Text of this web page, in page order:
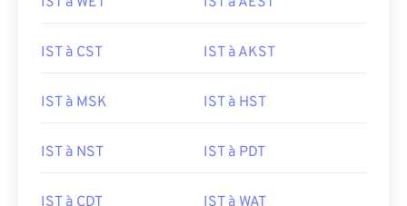
IST à CST IST à AKST
IST à MSK IST à HST
IST à NST IST à PDT
IST à CDT IST à WAT